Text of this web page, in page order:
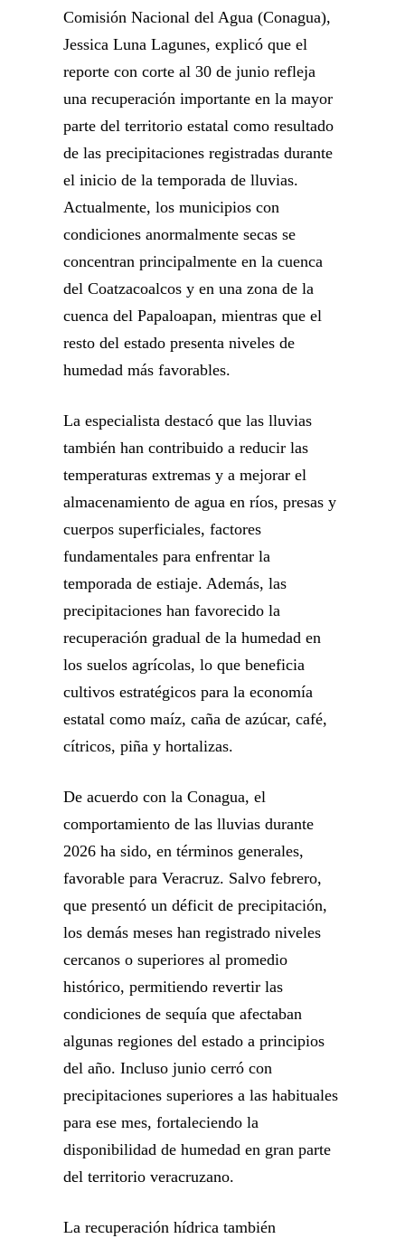
Comisión Nacional del Agua (Conagua),
Jessica Luna Lagunes, explicó que el
reporte con corte al 30 de junio refleja
una recuperación importante en la mayor
parte del territorio estatal como resultado
de las precipitaciones registradas durante
el inicio de la temporada de lluvias.
Actualmente, los municipios con
condiciones anormalmente secas se
concentran principalmente en la cuenca
del Coatzacoalcos y en una zona de la
cuenca del Papaloapan, mientras que el
resto del estado presenta niveles de
humedad más favorables.
La especialista destacó que las lluvias
también han contribuido a reducir las
temperaturas extremas y a mejorar el
almacenamiento de agua en ríos, presas y
cuerpos superficiales, factores
fundamentales para enfrentar la
temporada de estiaje. Además, las
precipitaciones han favorecido la
recuperación gradual de la humedad en
los suelos agrícolas, lo que beneficia
cultivos estratégicos para la economía
estatal como maíz, caña de azúcar, café,
cítricos, piña y hortalizas.
De acuerdo con la Conagua, el
comportamiento de las lluvias durante
2026 ha sido, en términos generales,
favorable para Veracruz. Salvo febrero,
que presentó un déficit de precipitación,
los demás meses han registrado niveles
cercanos o superiores al promedio
histórico, permitiendo revertir las
condiciones de sequía que afectaban
algunas regiones del estado a principios
del año. Incluso junio cerró con
precipitaciones superiores a las habituales
para ese mes, fortaleciendo la
disponibilidad de humedad en gran parte
del territorio veracruzano.
La recuperación hídrica también